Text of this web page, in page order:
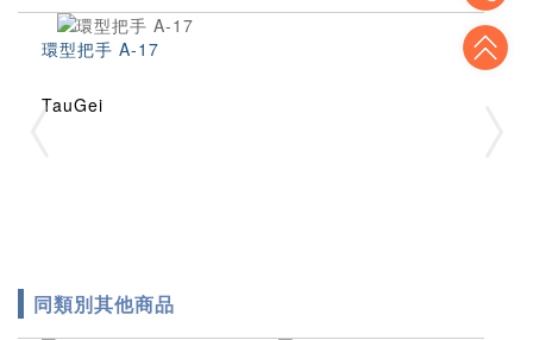
環型把手 A-17
TauGei
同類別其他商品